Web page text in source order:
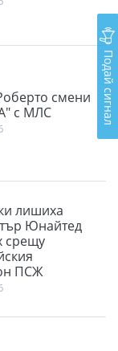
смени
с МЛС
лишиха
Юнайтед
срещу
ПСЖ
Подай сигнал